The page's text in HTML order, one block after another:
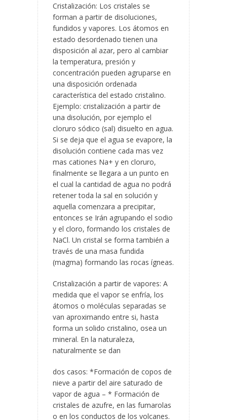
Cristalización: Los cristales se
forman a partir de disoluciones,
fundidos y vapores. Los átomos en
estado desordenado tienen una
disposición al azar, pero al cambiar
la temperatura, presión y
concentración pueden agruparse en
una disposición ordenada
característica del estado cristalino.
Ejemplo: cristalización a partir de
una disolución, por ejemplo el
cloruro sódico (sal) disuelto en agua.
Si se deja que el agua se evapore, la
disolución contiene cada mas vez
mas cationes Na+ y en cloruro,
finalmente se llegara a un punto en
el cual la cantidad de agua no podrá
retener toda la sal en solución y
aquella comenzara a precipitar,
entonces se Irán agrupando el sodio
y el cloro, formando los cristales de
NaCl. Un cristal se forma también a
través de una masa fundida
(magma) formando las rocas ígneas.
Cristalización a partir de vapores: A
medida que el vapor se enfría, los
átomos o moléculas separadas se
van aproximando entre si, hasta
forma un solido cristalino, osea un
mineral. En la naturaleza,
naturalmente se dan
dos casos: *Formación de copos de
nieve a partir del aire saturado de
vapor de agua – * Formación de
cristales de azufre, en las fumarolas
o en los conductos de los volcanes.